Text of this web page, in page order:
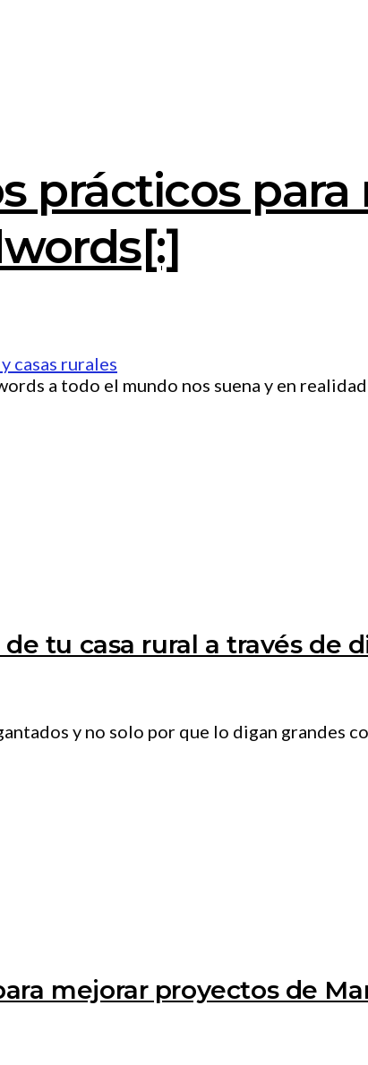
prácticos
a todo el mundo nos suena y en
tu casa rural a través de
y no solo por que lo digan grandes
mejorar proyectos de